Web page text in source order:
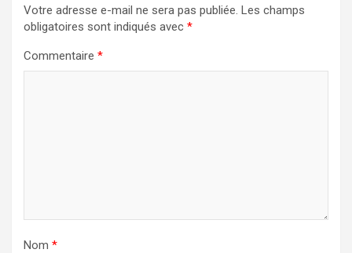
Votre adresse e-mail ne sera pas publiée. Les champs
obligatoires sont indiqués avec *
Commentaire *
Nom *